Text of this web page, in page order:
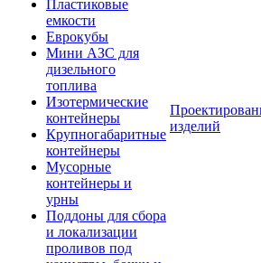
Пластиковые
емкости
Еврокубы
Мини АЗС для
дизельного
топлива
Изотермические
контейнеры
Крупногабаритные
контейнеры
Мусорные
контейнеры и
урны
Поддоны для сбора
и локализации
проливов под
изделий